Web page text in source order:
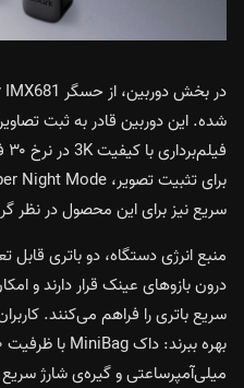
سریع نیز برای این محصول در نظر
درون بازوهای عینک قرار دارند و
سریع باتری را فراهم می‌کنند.